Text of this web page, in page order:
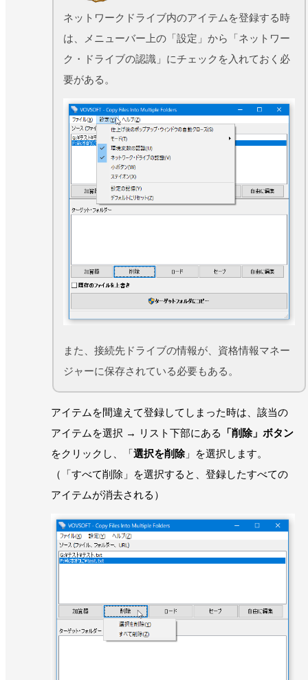
ネットワークドライブ内のアイテムを登録する時
は、メニューバー上の「設定」から「ネットワー
ク・ドライブの認識」にチェックを入れておく必
要がある。
また、接続先ドライブの情報が、資格情報マネー
ジャーに保存されている必要もある。
アイテムを間違えて登録してしまった時は、該当の
アイテムを選択 → リスト下部にある
「削除」ボタン
をクリックし、「選択を削除 」を選択します。
（「すべて削除」を選択すると、登録したすべての
アイテムが消去される）